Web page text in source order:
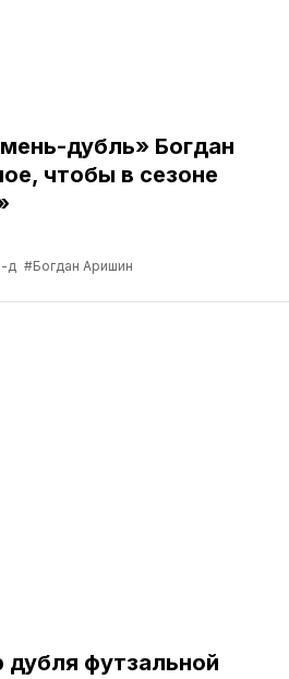
дубль» Богдан
чтобы в сезоне
д #Богдан Аришин
дубля футзальной